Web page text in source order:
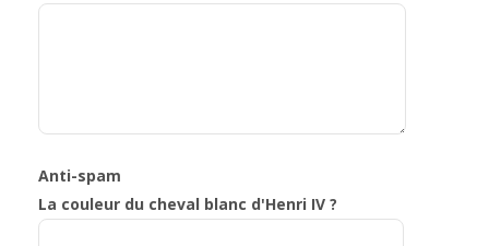
Anti-spam
La couleur du cheval blanc d'Henri IV ?